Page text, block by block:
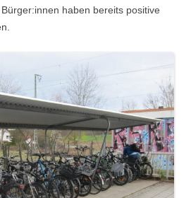
haben bereits positive